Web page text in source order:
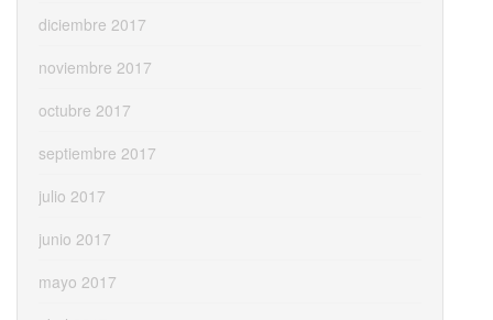
diciembre 2017
noviembre 2017
octubre 2017
septiembre 2017
julio 2017
junio 2017
mayo 2017